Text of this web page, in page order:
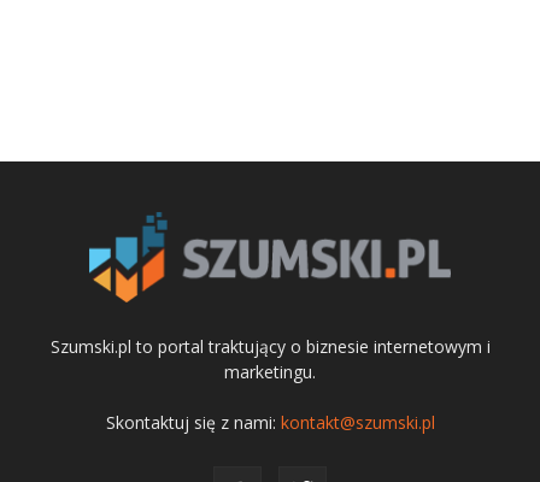
Szumski.pl to portal traktujący o biznesie internetowym i
marketingu.
Skontaktuj się z nami: kontakt@szumski.pl